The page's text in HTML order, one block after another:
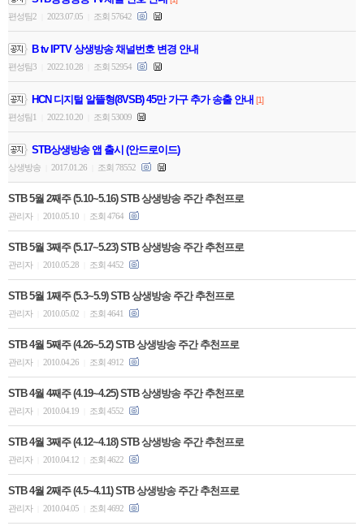
편성팀2
2023.07.05 조회 57642
B tv IPTV 상생방송 채널번호 변경 안내
편성팀3 2022.10.28 조회 52954
HCN 디지털 알뜰형(8VSB) 45만 가구 추가 송출 안내 [1]
편성팀1
2022.10.20 조회 53009
STB상생방송 앱 출시 (안드로이드)
상생방송 2017.01.26 조회 78552
STB 5월 2째주 (5.10~5.16) STB 상생방송 주간 추천프로
관리자 2010.05.10 조회 4764
STB 5월 3째주 (5.17~5.23) STB 상생방송 주간 추천프로
관리자 2010.05.28 조회 4452
STB 5월 1째주 (5.3~5.9) STB 상생방송 주간 추천프로
관리자 2010.05.02 조회 4641
STB 4월 5째주 (4.26~5.2) STB 상생방송 주간 추천프로
관리자 2010.04.26 조회 4912
STB 4월 4째주 (4.19~4.25) STB 상생방송 주간 추천프로
관리자 2010.04.19 조회 4552
STB 4월 3째주 (4.12~4.18) STB 상생방송 주간 추천프로
관리자 2010.04.12 조회 4622
STB 4월 2째주 (4.5~4.11) STB 상생방송 주간 추천프로
관리자 2010.04.05 조회 4692